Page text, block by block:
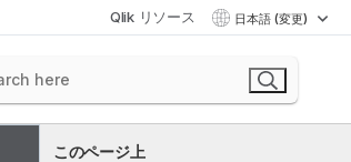
Qlik リソース 日本語 (変更)
このページ上